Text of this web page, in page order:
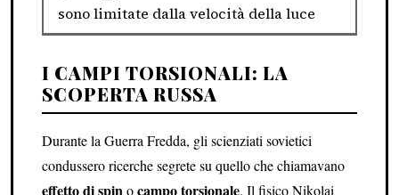
sono limitate dalla velocità della luce
I CAMPI TORSIONALI: LA
SCOPERTA RUSSA
Durante la Guerra Fredda, gli scienziati sovietici
condussero ricerche segrete su quello che chiamavano
effetto di spin ocampo torsionale. Il fisico Nikolai